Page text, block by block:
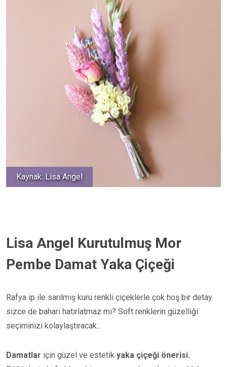
Kaynak: Lisa Angel
Lisa Angel Kurutulmuş Mor
Pembe Damat Yaka Çiçeği
Rafya ip ile sarılmış kuru renkli çiçeklerle çok hoş bir detay
sizce de baharı hatırlatmaz mı? Soft renklerin güzelliği
seçiminizi kolaylaştıracak...
Damatlar için güzel ve estetik yaka çiçeği önerisi.